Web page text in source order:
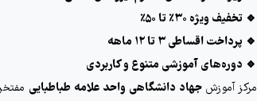
🔹 تخفیف ویژه ۳۰٪ تا ۵۰٪
🔹 پرداخت اقساطی ۳ تا ۱۲ ماهه
🔹 دوره‌های آموزشی متنوع و کاربردی
مرکز آموزش جهاد دانشگاهی واحد علامه طباطبایی